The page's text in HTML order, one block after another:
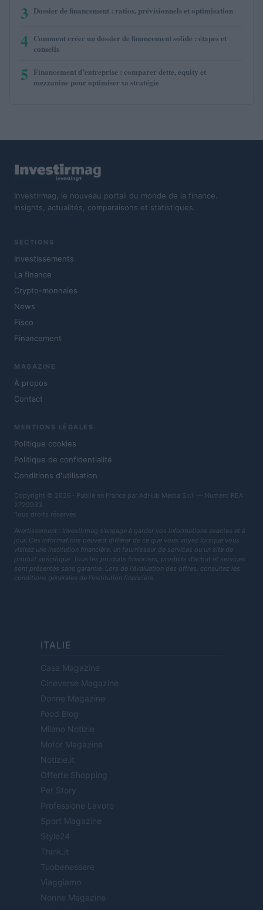
3 Dossier de financement : ratios, prévisionnels et optimisation
4 Comment créer un dossier de financement solide : étapes et
conseils
5 Financement d’entreprise : comparer dette, equity et
mezzanine pour optimiser sa stratégie
Investirmag, le nouveau portail du monde de la finance.
Insights, actualités, comparaisons et statistiques.
SECTIONS
Investissements
La finance
Crypto-monnaies
News
Fisco
Financement
MAGAZINE
À propos
Contact
MENTIONS LÉGALES
Politique cookies
Politique de confidentialité
Conditions d'utilisation
Copyright © 2026 · Publié en France par AdHub Media S.r.l. — Numero REA
2729933
Tous droits réservés
Avertissement : Investirmag s'engage à garder vos informations exactes et à
jour. Ces informations peuvent différer de ce que vous voyez lorsque vous
visitez une institution financière, un fournisseur de services ou un site de
produit spécifique. Tous les produits financiers, produits d'achat et services
sont présentés sans garantie. Lors de l'évaluation des offres, consultez les
conditions générales de l'institution financière.
ITALIE
Casa Magazine
Cineverse Magazine
Donne Magazine
Food Blog
Milano Notizie
Motor Magazine
Notizie.it
Offerte Shopping
Pet Story
Professione Lavoro
Sport Magazine
Style24
Think.it
Tuobenessere
Viaggiamo
Nonne Magazine